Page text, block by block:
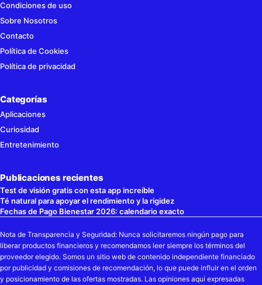
Condiciones de uso
Sobre Nosotros
Contacto
Política de Cookies
Política de privacidad
Categorías
Aplicaciones
Curiosidad
Entretenimiento
Publicaciones recientes
Test de visión gratis con esta app increíble
Té natural para apoyar el rendimiento y la rigidez
Fechas de Pago Bienestar 2026: calendario exacto
Nota de Transparencia y Seguridad: Nunca solicitaremos ningún pago para
liberar productos financieros y recomendamos leer siempre los términos del
proveedor elegido. Somos un sitio web de contenido independiente financiado
por publicidad y comisiones de recomendación, lo que puede influir en el orden
y posicionamiento de las ofertas mostradas. Las opiniones aquí expresadas